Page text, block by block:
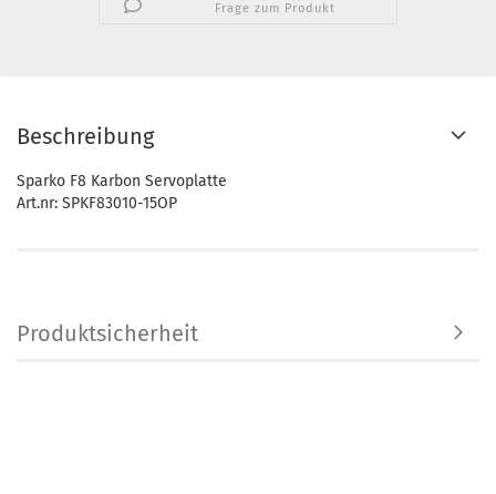
Frage zum Produkt
Beschreibung
Sparko F8 Karbon Servoplatte
Art.nr: SPKF83010-15OP
Produktsicherheit